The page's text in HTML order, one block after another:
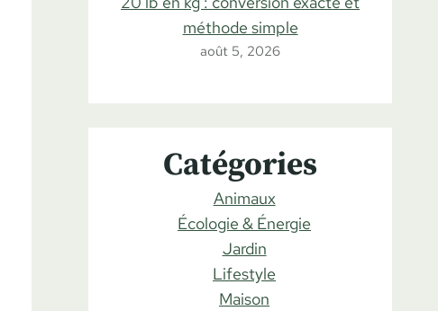
méthode simple
août 5, 2026
Catégories
Animaux
Écologie & Énergie
Jardin
Lifestyle
Maison